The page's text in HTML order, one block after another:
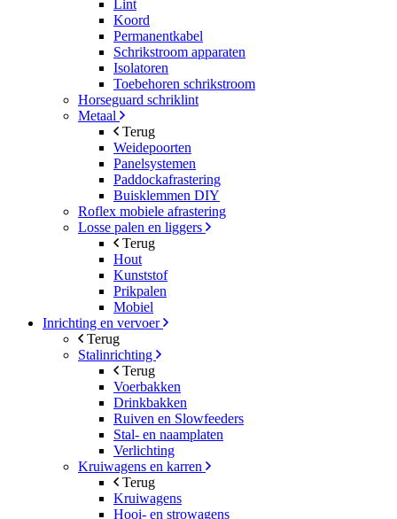
Lint
Koord
Permanentkabel
Schrikstroom apparaten
Isolatoren
Toebehoren schrikstroom
Horseguard schriklint
Metaal
Terug
Weidepoorten
Panelsystemen
Paddockafrastering
Buisklemmen DIY
Roflex mobiele afrastering
Losse palen en liggers
Terug
Hout
Kunststof
Prikpalen
Mobiel
Inrichting en vervoer
Terug
Stalinrichting
Terug
Voerbakken
Drinkbakken
Ruiven en Slowfeeders
Stal- en naamplaten
Verlichting
Kruiwagens en karren
Terug
Kruiwagens
Hooi- en strowagens